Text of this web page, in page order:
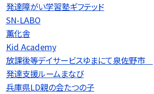
発達障がい学習塾ギフテッド
SN-LABO
薫化舎
Kid Academy
放課後等デイサービスゆまにて泉佐野市
発達支援ルームまなび
兵庫県LD親の会たつの子